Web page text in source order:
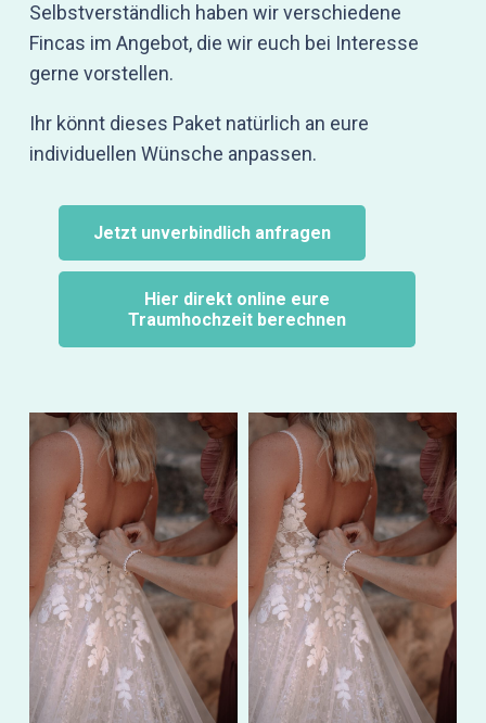
Selbstverständlich haben wir verschiedene
Fincas im Angebot, die wir euch bei Interesse
gerne vorstellen.
Ihr könnt dieses Paket natürlich an eure
individuellen Wünsche anpassen.
Jetzt unverbindlich anfragen
Hier direkt online eure
Traumhochzeit berechnen